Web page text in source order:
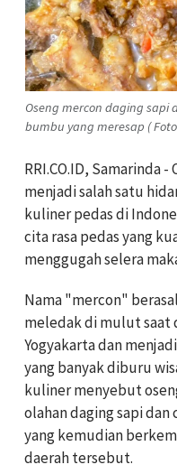
Oseng mercon daging
bumbu yang meresap (
RRI.CO.ID, Samarinda
menjadi salah satu
kuliner pedas di
cita rasa pedas yang
menggugah selera
Nama "mercon"
meledak di mulut saat
Yogyakarta dan
yang banyak diburu
kuliner menyebut
olahan daging sapi
yang kemudian
daerah tersebut.